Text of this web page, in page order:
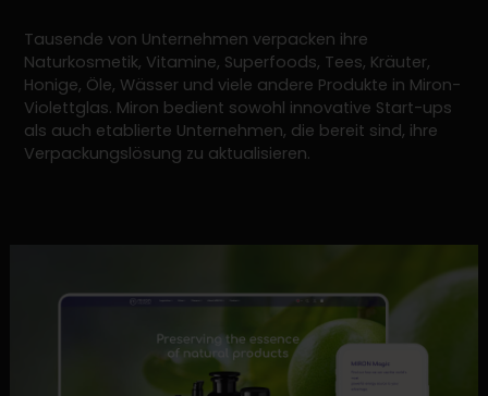
Tausende von Unternehmen verpacken ihre
Naturkosmetik, Vitamine, Superfoods, Tees, Kräuter,
Honige, Öle, Wässer und viele andere Produkte in Miron-
Violettglas. Miron bedient sowohl innovative Start-ups
als auch etablierte Unternehmen, die bereit sind, ihre
Verpackungslösung zu aktualisieren.